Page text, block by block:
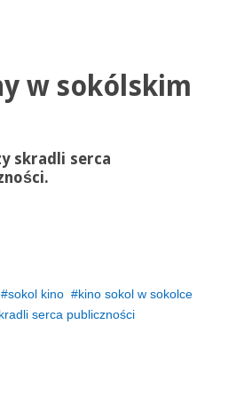
w sokólskim
skradli serca
sokol kino
kino sokol w sokolce
serca publiczności